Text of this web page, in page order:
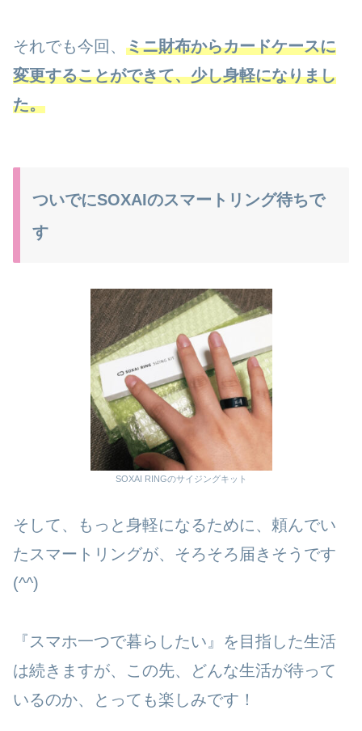
それでも今回、 ミニ財布からカードケースに
変更することができて、少し身軽になりまし
た。
ついでにSOXAIのスマートリング待ちで
す
SOXAI RINGのサイジングキット
そして、もっと身軽になるために、頼んでい
たスマートリングが、そろそろ届きそうです
(^^)
『スマホ一つで暮らしたい』を目指した生活
は続きますが、この先、どんな生活が待って
いるのか、とっても楽しみです！